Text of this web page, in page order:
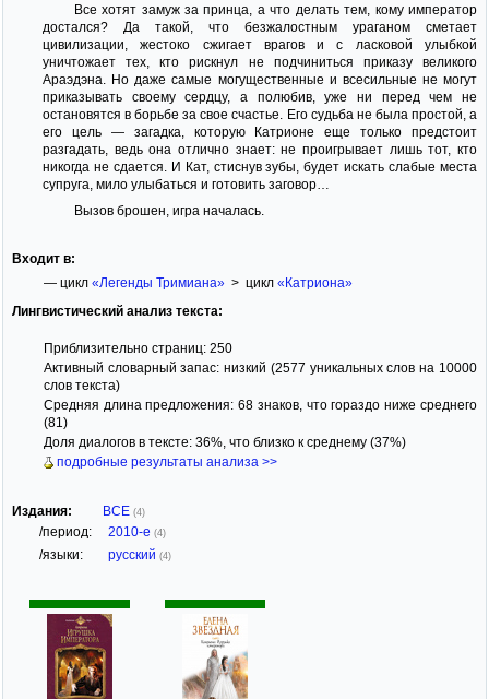
Все хотят замуж за принца, а что делать тем, кому император
достался? Да такой, что безжалостным ураганом сметает
цивилизации, жестоко сжигает врагов и с ласковой улыбкой
уничтожает тех, кто рискнул не подчиниться приказу великого
Араэдэна. Но даже самые могущественные и всесильные не могут
приказывать своему сердцу, а полюбив, уже ни перед чем не
остановятся в борьбе за свое счастье. Его судьба не была простой, а
его цель — загадка, которую Катрионе еще только предстоит
разгадать, ведь она отлично знает: не проигрывает лишь тот, кто
никогда не сдается. И Кат, стиснув зубы, будет искать слабые места
супруга, мило улыбаться и готовить заговор…
Вызов брошен, игра началась.
Входит в:
— цикл «Легенды Тримиана»> цикл «Катриона»
Лингвистический анализ текста:
Приблизительно страниц: 250
Активный словарный запас: низкий (2577 уникальных слов на 10000
слов текста)
Средняя длина предложения: 68 знаков, что гораздо ниже среднего
(81)
Доля диалогов в тексте: 36%, что близко к среднему (37%)
подробные результаты анализа >>
Издания: ВСЕ (4)
/период: 2010-е (4)
/языки: русский (4)